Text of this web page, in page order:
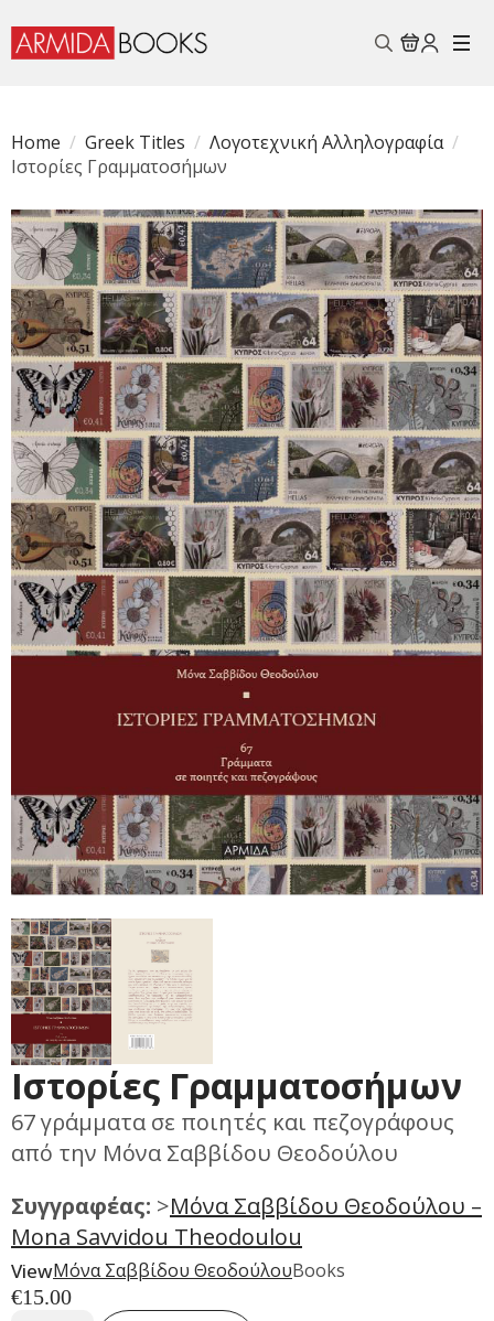
Home
Greek Titles
Λογοτεχνική Αλληλογραφία
Ιστορίες Γραμματοσήμων
Ιστορίες Γραμματοσήμων
67 γράμματα σε ποιητές και πεζογράφους
από την Μόνα Σαββίδου Θεοδούλου
Συγγραφέας: >Mόνα Σαββίδου Θεοδούλου –
Mona Savvidou Theodoulou
ViewΜόνα Σαββίδου ΘεοδούλουBooks
€15.00